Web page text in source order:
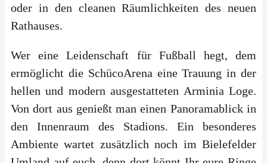
oder in den cleanen Räumlichkeiten des neuen
Rathauses.
Wer eine Leidenschaft für Fußball hegt, dem
ermöglicht die SchücoArena eine Trauung in der
hellen und modern ausgestatteten Arminia Loge.
Von dort aus genießt man einen Panoramablick in
den Innenraum des Stadions. Ein besonderes
Ambiente wartet zusätzlich noch im Bielefelder